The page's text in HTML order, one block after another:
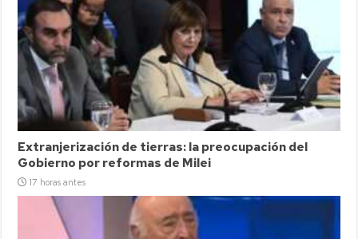
Extranjerización de tierras: la preocupación del
Gobierno por reformas de Milei
17 horas antes